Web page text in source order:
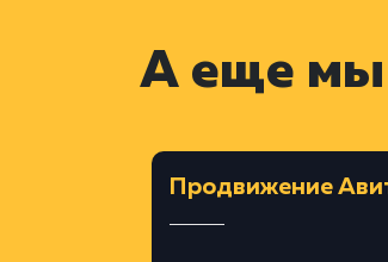
А еще мы
Продвижение